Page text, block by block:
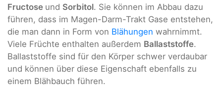
Fructose und Sorbitol. Sie können im Abbau dazu
führen, dass im Magen-Darm-Trakt Gase entstehen,
die man dann in Form von Blähungen wahrnimmt.
Viele Früchte enthalten außerdem Ballaststoffe.
Ballaststoffe sind für den Körper schwer verdaubar
und können über diese Eigenschaft ebenfalls zu
einem Blähbauch führen.